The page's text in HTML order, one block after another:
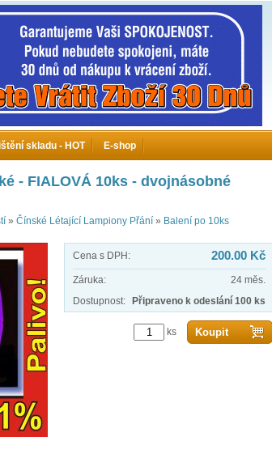
skladu - HOT E-shop
- FIALOVÁ 10ks - dvojnásobné
» Čínské Létající Lampiony Přání » Balení po 10ks
Cena s DPH: 200.00 Kč
Záruka:
24 měs.
Dostupnost:
Připraveno k odeslání 100 ks
ks